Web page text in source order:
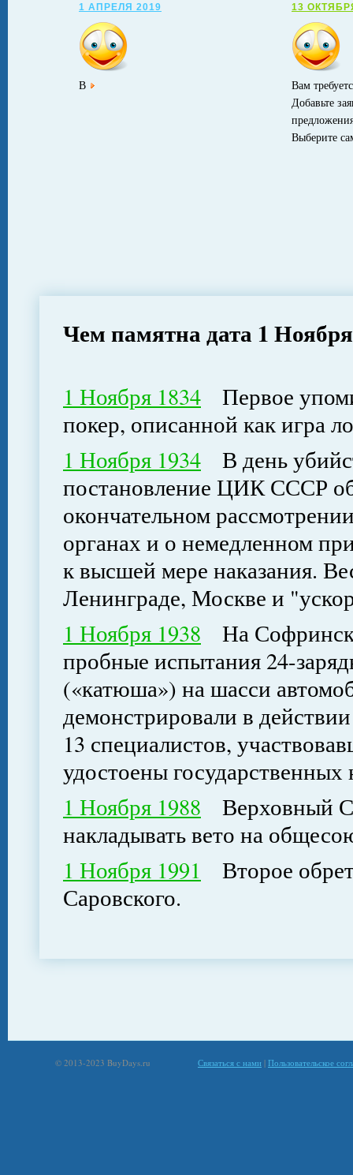
1 АПРЕЛЯ 2019
В
13
Вам
Добавьте
Выберите
Чем памятна дата 1
1 Ноября 1834 Первое
покер, описанной как игра
1 Ноября 1934 В день
постановление ЦИК СССР
окончательном
органах и о немедленном
к высшей мере наказания.
Ленинграде, Москве и
1 Ноября 1938 На
пробные испытания 24-
(«катюша») на шасси
демонстрировали в
13 специалистов,
удостоены государственных
1 Ноября 1988 Верховный
накладывать вето на
1 Ноября 1991 Второе
Саровского.
© 2013-2023 BuyDays.ru Связаться с нами | Пользовательское